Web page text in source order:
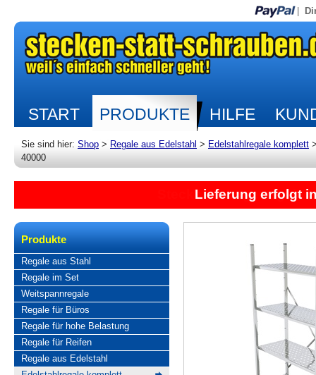
START PRODUKTE HILFE
Sie sind hier: Shop > Regale aus Edelstahl > Edelstahlregale komplett
40000
Lieferung erfolgt
Produkte
Regale aus Stahl
Regale im Set
Weitspannregale
Regale für Büros
Regale für hohe Belastung
Regale für Reifen
Regale aus Edelstahl